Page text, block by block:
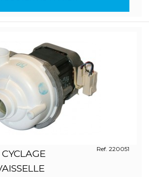
Ref. 220051